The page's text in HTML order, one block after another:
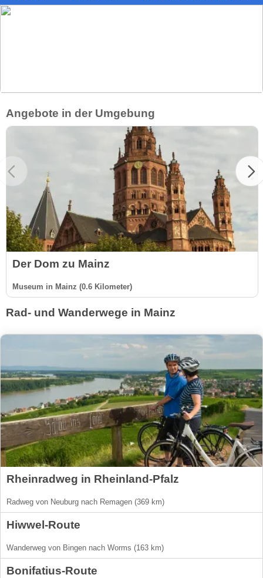
Angebote in der Umgebung
Der Dom zu Mainz
Museum in Mainz (0.6 Kilometer)
Rad- und Wanderwege in Mainz
Rheinradweg in Rheinland-Pfalz
Radweg von Neuburg nach Remagen (369 km)
Hiwwel-Route
Wanderweg von Bingen nach Worms (163 km)
Bonifatius-Route